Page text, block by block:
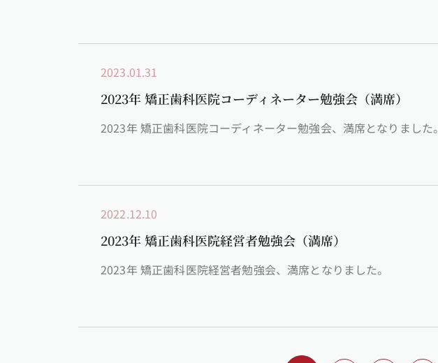
2023.01.31
2023年 矯正歯科医院コーディネーター勉強会（満席）
2023年 矯正歯科医院コーディネーター勉強会、満席となりました。
2022.12.10
2023年 矯正歯科医院経営者勉強会（満席）
2023年 矯正歯科医院経営者勉強会、満席となりました。